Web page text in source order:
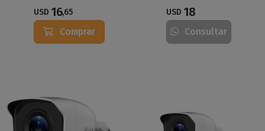
USD 16,65
Comprar
USD 18
Consultar